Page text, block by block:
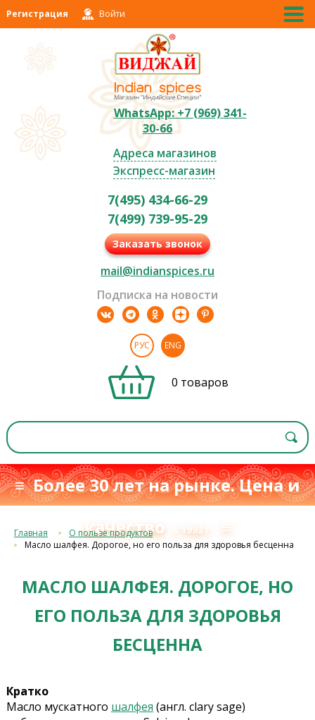
Регистрация Войти
WhatsApp: +7 (969) 341-
30-66
Адреса магазинов
Экспресс-магазин
7(495) 434-66-29
7(499) 739-95-29
Заказать звонок
mail@indianspices.ru
Подписка на новости
РУС ENG
0 товаров
≡ Более 30 лет на рынке. Цена и
качество
с 1993 г. ≡
Главная
О пользе продуктов
Масло шалфея. Дорогое, но его польза для здоровья бесценна
МАСЛО ШАЛФЕЯ. ДОРОГОЕ, НО
ЕГО ПОЛЬЗА ДЛЯ ЗДОРОВЬЯ
БЕСЦЕННА
Кратко
Масло мускатного шалфея (англ. clary sage)